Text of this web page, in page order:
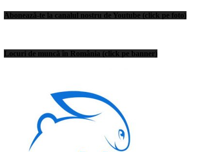
Abonează-te la canalul nostru de Youtube (click pe foto)
Locuri de muncă în România (click pe banner)